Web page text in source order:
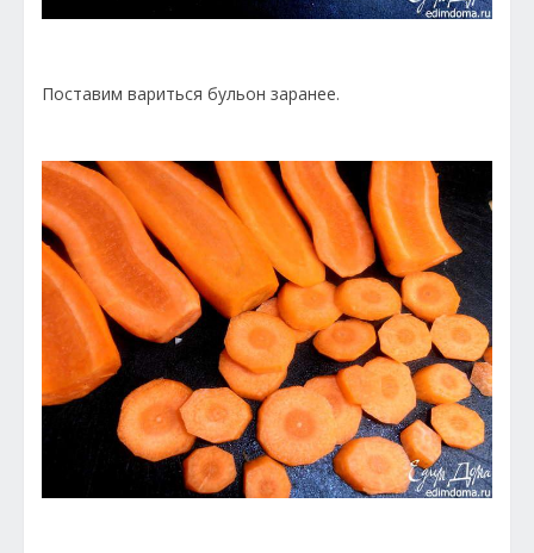
Поставим вариться бульон заранее.